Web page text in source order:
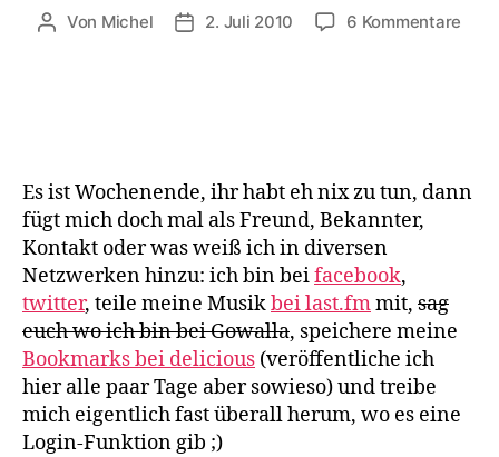
Beitragsautor
Von Michel Veröffentlichungsdatum
2. Juli 2010 6 Kommentare
Es ist Wochenende, ihr habt eh nix zu tun, dann
fügt mich doch mal als Freund, Bekannter,
Kontakt oder was weiß ich in diversen
Netzwerken hinzu: ich bin beifacebook,
twitter, teile meine Musikbei last.fmmit, sag
euch wo ich bin bei Gowalla, speichere meine
Bookmarks bei delicious (veröffentliche ich
hier alle paar Tage aber sowieso) und treibe
mich eigentlich fast überall herum, wo es eine
Login-Funktion gib ;)